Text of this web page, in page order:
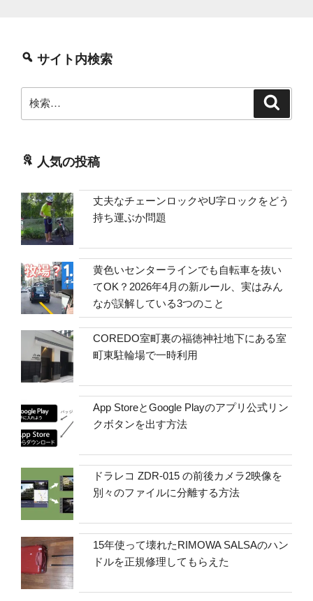
サイト内検索
索:
人気の投稿
丈夫なチェーンロックやU字ロックをどう
持ち運ぶか問題
黄色いセンターラインでも自転車を抜い
てOK？2026年4月の新ルール、実はみん
なが誤解している3つのこと
COREDO室町裏の福徳神社地下にある室
町東駐輪場で一時利用
App StoreとGoogle Playのアプリ公式リン
クボタンを出す方法
ドラレコ ZDR-015 の前後カメラ2映像を
別々のファイルに分離する方法
15年使って壊れたRIMOWA SALSAのハン
ドルを正規修理してもらえた